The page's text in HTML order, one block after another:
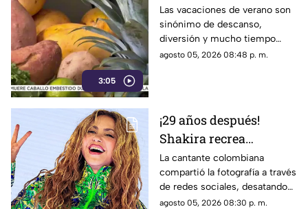
3:05
alimentación infantil
Las vacaciones de verano son
sinónimo de descanso,
diversión y mucho tiempo
libre.
agosto 05, 2026 08:48 p. m.
¡29 años después!
Shakira recrea
ICÓNICO meme; esta es
la historia de la
fotografía
La cantante colombiana
compartió la fotografía a través
de redes sociales, desatando
cientos de comentarios.
agosto 05, 2026 08:30 p. m.